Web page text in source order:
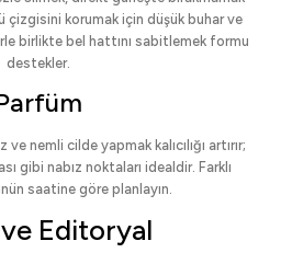
korumak için düşük buhar ve
birlikte bel hattını sabitlemek formu
destekler.
nemli cilde yapmak kalıcılığı artırır;
gibi nabız noktaları idealdir. Farklı
saatine göre planlayın.
Editoryal